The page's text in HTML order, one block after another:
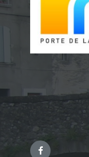
Facebook